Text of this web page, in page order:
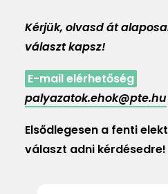
Kérjük, olvasd át
választ kapsz!
E-mail elérhetőség
palyazatok.ehok@pte.hu
Elsődlegesen a fenti
választ adni kérdésedre!